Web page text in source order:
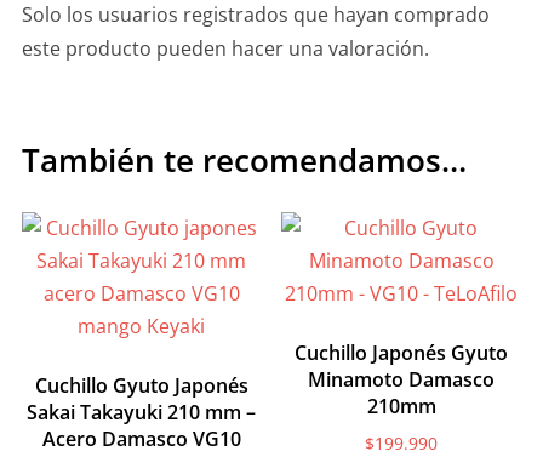
Solo los usuarios registrados que hayan comprado
este producto pueden hacer una valoración.
También te recomendamos…
Cuchillo Gyuto Japonés
Sakai Takayuki 210 mm –
Acero Damasco VG10
Cuchillo Japonés Gyuto
Minamoto Damasco
210mm
$199.990